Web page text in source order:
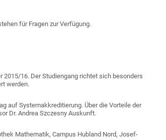
für Fragen zur Verfügung.
2015/16. Der Studiengang richtet sich besonders
werden.
auf Systemakkreditierung. Über die Vorteile der
Dr. Andrea Szczesny Auskunft.
Mathematik, Campus Hubland Nord, Josef-